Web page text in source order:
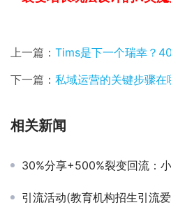
上一篇： Tims是下一个瑞幸？4000
下一篇： 私域运营的关键步骤在
相关新闻
30%分享+500%裂变回流：小
引流活动(教育机构招生引流爱心公